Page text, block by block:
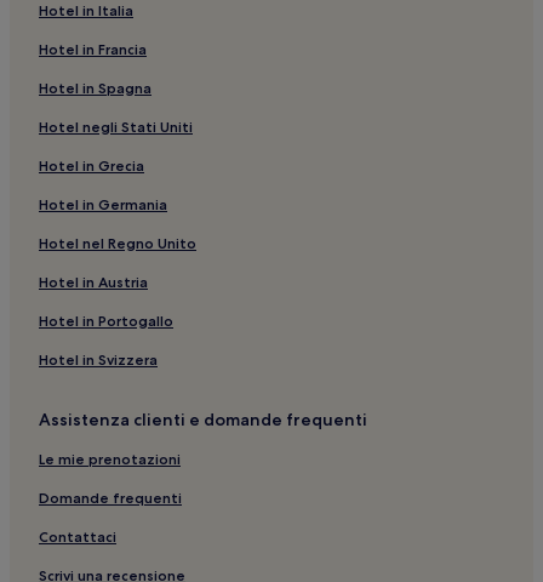
Spiaggia di Ilgwang: Hotel con servizi business nelle
vicinanze
Fortezza di Geumjeong: hotel nelle vicinanze
Busan: Hotel per famiglie
Distretto di Suyeong: hotel
Gwangan-Dong: hotel
Branch: hotel nelle vicinanze
Hotel in Italia
Hotel in Francia
Hotel in Spagna
Hotel negli Stati Uniti
Hotel in Grecia
Hotel in Germania
Hotel nel Regno Unito
Hotel in Austria
Hotel in Portogallo
Hotel in Svizzera
Assistenza clienti e domande frequenti
Le mie prenotazioni
Domande frequenti
Contattaci
Scrivi una recensione